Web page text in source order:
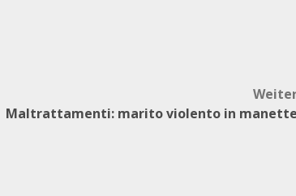
Maltrattamenti: marito violento in